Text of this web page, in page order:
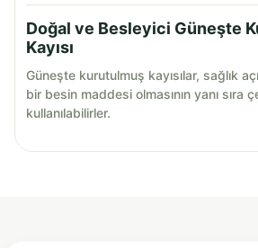
Doğal ve Besleyici Güneşte
Kayısı
Güneşte kurutulmuş kayısılar, sağlık
bir besin maddesi olmasının yanı sıra
kullanılabilirler.